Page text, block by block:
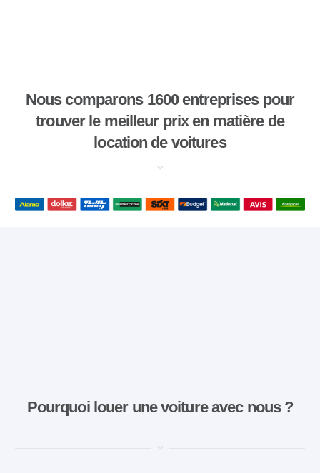
Nous comparons 1600 entreprises pour
trouver le meilleur prix en matière de
location de voitures
Pourquoi louer une voiture avec nous ?